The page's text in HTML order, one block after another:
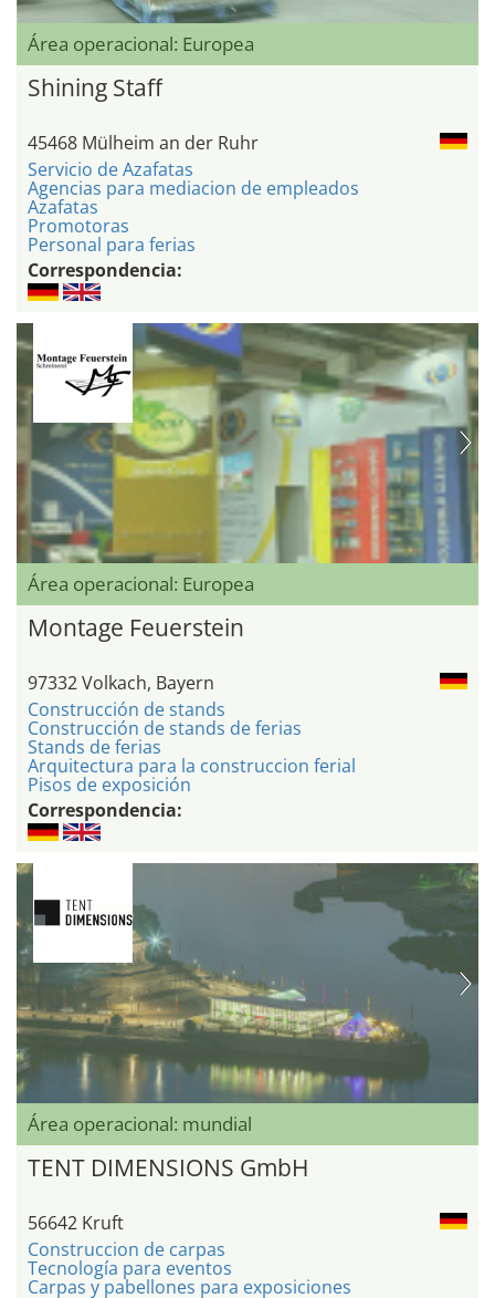
Área operacional: Europea
Shining Staff
45468 Mülheim an der Ruhr
Servicio de Azafatas
Agencias para mediacion de empleados
Azafatas
Promotoras
Personal para ferias
Correspondencia:
Área operacional: Europea
Montage Feuerstein
97332 Volkach, Bayern
Construcción de stands
Construcción de stands de ferias
Stands de ferias
Arquitectura para la construccion ferial
Pisos de exposición
Correspondencia:
Área operacional: mundial
TENT DIMENSIONS GmbH
56642 Kruft
Construccion de carpas
Tecnología para eventos
Carpas y pabellones para exposiciones